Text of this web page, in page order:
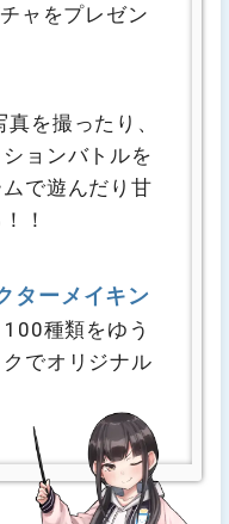
ャをプレゼン
を撮ったり、
ョンバトルを
で遊んだり甘
！
ターメイキン
種類をゆう
でオリジナル